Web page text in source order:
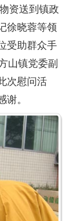
资送到镇政
徐晓蓉等领
受助群众手
山镇党委副
次慰问活
。